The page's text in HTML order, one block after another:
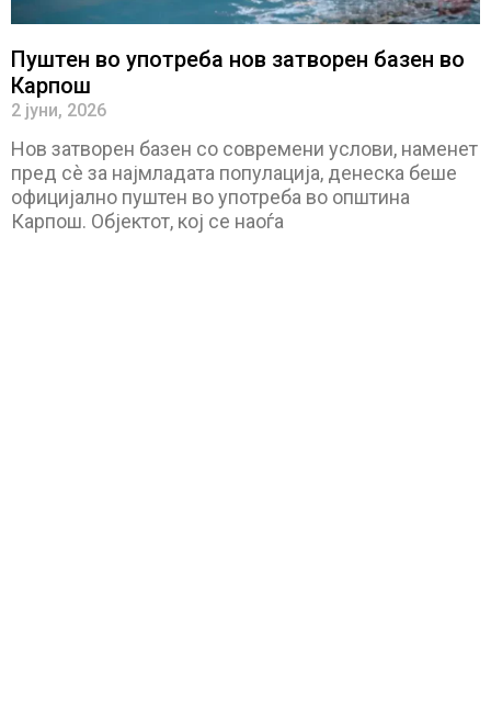
Пуштен во употреба нов затворен базен во
Карпош
2 јуни, 2026
Нов затворен базен со современи услови, наменет
пред сè за најмладата популација, денеска беше
официјално пуштен во употреба во општина
Карпош. Објектот, кој се наоѓа